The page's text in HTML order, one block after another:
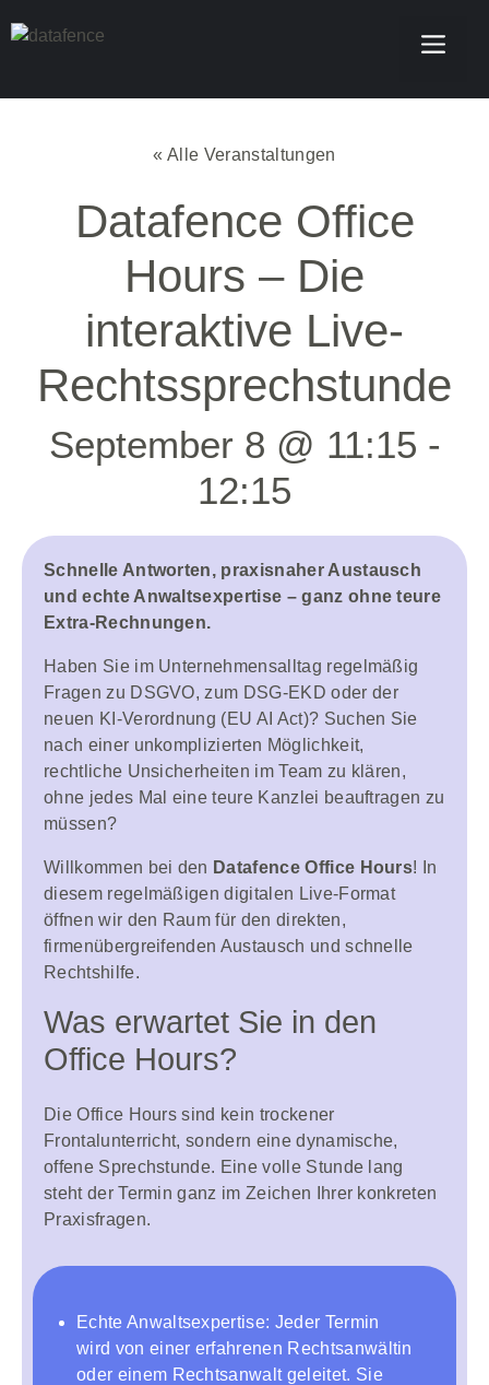
« Alle Veranstaltungen
Datafence Office
Hours – Die
interaktive Live-
Rechtssprechstunde
September 8 @ 11:15 -
12:15
Schnelle Antworten, praxisnaher Austausch
und echte Anwaltsexpertise – ganz ohne teure
Extra-Rechnungen.
Haben Sie im Unternehmensalltag regelmäßig
Fragen zu DSGVO, zum DSG-EKD oder der
neuen KI-Verordnung (EU AI Act)? Suchen Sie
nach einer unkomplizierten Möglichkeit,
rechtliche Unsicherheiten im Team zu klären,
ohne jedes Mal eine teure Kanzlei beauftragen zu
müssen?
Willkommen bei den Datafence Office Hours! In
diesem regelmäßigen digitalen Live-Format
öffnen wir den Raum für den direkten,
firmenübergreifenden Austausch und schnelle
Rechtshilfe.
Was erwartet Sie in den
Office Hours?
Die Office Hours sind kein trockener
Frontalunterricht, sondern eine dynamische,
offene Sprechstunde. Eine volle Stunde lang
steht der Termin ganz im Zeichen Ihrer konkreten
Praxisfragen.
Echte Anwaltsexpertise: Jeder Termin
wird von einer erfahrenen Rechtsanwältin
oder einem Rechtsanwalt geleitet. Sie